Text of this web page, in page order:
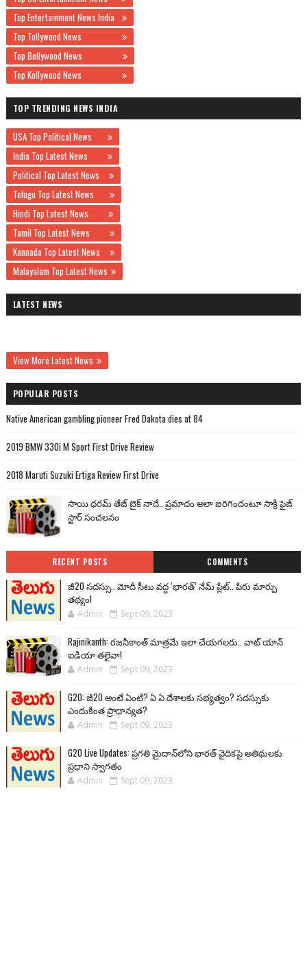
Top Entertainment News India
Top Tollywood News
Top Bollywood News
Top Kollywood News
TOP TRENDING NEWS INDIA
USA Top Political News
India Top Latest News
Political Top Latest News
Telugu Top Latest News
Hindi Top Latest News
Tamil Top Latest News
Kannada Top Latest News
Malayalam Top Latest News
LATEST NEWS
View More Latest News
POPULAR POSTS
Native American gambling pioneer Fred Dakota dies at 84
2019 BMW 330i M Sport First Drive Review
2018 Maruti Suzuki Ertiga Review First Drive
సాయి ధరమ్ తేజ్ బైక్ నాదే.. ప్రమాదం అలా జరిగిందంటూ సాక్రి ఫైజ్
స్టార్ సంచలనం
RECENT POSTS COMMENTS
జీ20 సదస్సు.. మోదీ సీటు వద్ద ‘భారత్’ నేమ్ ప్లేట్‌.. పేరు మార్పు
తథ్యం!
Admin Sept 09, 2023
Rajinikanth: రజనీకాంత్ మాత్రమే ఇలా చేయగలరు.. వాట్ యాన్
ఐడియా తలైవా!
Admin Sept 09, 2023
G20: జీ20 అంటే ఏంటి? ఏ ఏ దేశాలకు సభ్యత్వం? సదస్సుకు
ఎందుకింత ప్రాధాన్యత?
Admin Sept 09, 2023
G20 Live Updates: ప్రగతి మైదాన్‌లోని భారత్ వైదికపై అతిథులకు
ప్రధాని స్వాగతం
Admin Sept 09, 2023